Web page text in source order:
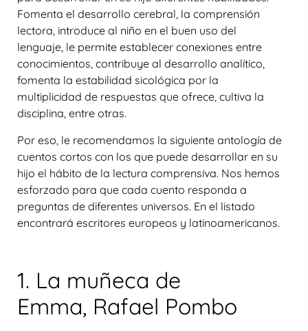
Fomenta el desarrollo cerebral, la comprensión
lectora, introduce al niño en el buen uso del
lenguaje, le permite establecer conexiones entre
conocimientos, contribuye al desarrollo analítico,
fomenta la estabilidad sicológica por la
multiplicidad de respuestas que ofrece, cultiva la
disciplina, entre otras.
Por eso, le recomendamos la siguiente antología de
cuentos cortos con los que puede desarrollar en su
hijo el hábito de la lectura comprensiva. Nos hemos
esforzado para que cada cuento responda a
preguntas de diferentes universos. En el listado
encontrará escritores europeos y latinoamericanos.
1. La muñeca de
Emma, Rafael Pombo